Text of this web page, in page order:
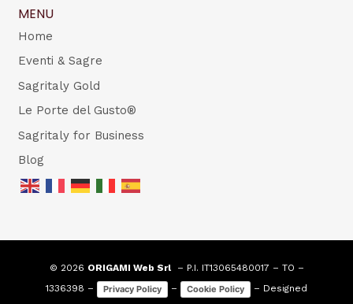
MENU
Home
Eventi & Sagre
Sagritaly Gold
Le Porte del Gusto®
Sagritaly for Business
Blog
© 2026 ORIGAMI Web Srl– P.I. IT13065480017 – TO –
1336398 –
Privacy Policy – Cookie Policy
– Designed